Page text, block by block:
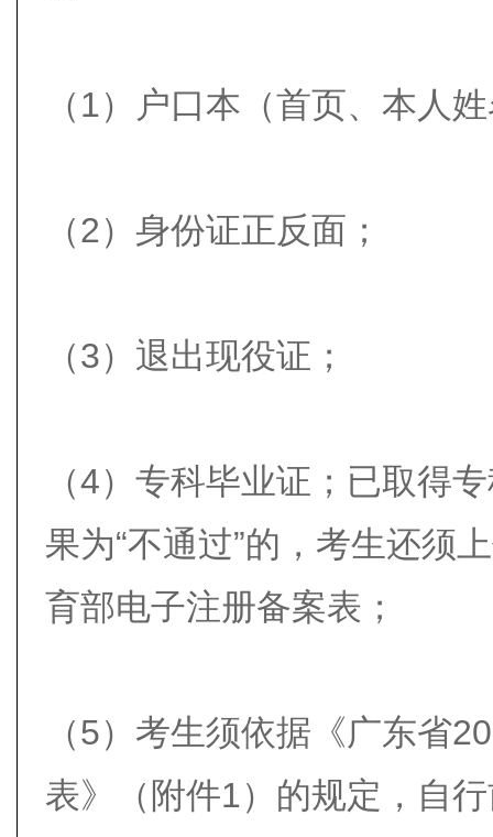
（1）户口本（首页、本人
（2）身份证正反面；
（3）退出现役证；
（4）专科毕业证；已取得
果为“不通过”的，考生还须
育部电子注册备案表；
（5）考生须依据《广东省
表》（附件1）的规定，自